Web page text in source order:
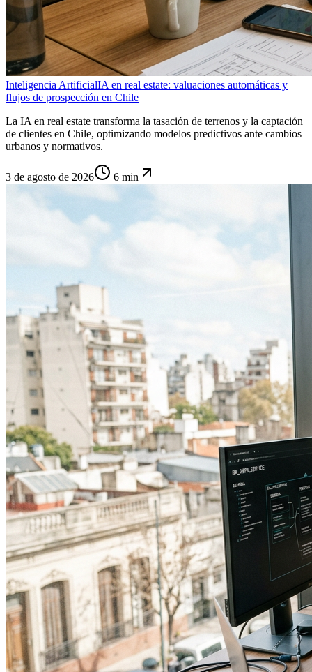
Inteligencia ArtificialIA en real estate: valuaciones automáticas y
flujos de prospección en Chile
La IA en real estate transforma la tasación de terrenos y la captación
de clientes en Chile, optimizando modelos predictivos ante cambios
urbanos y normativos.
3 de agosto de 2026 6 min